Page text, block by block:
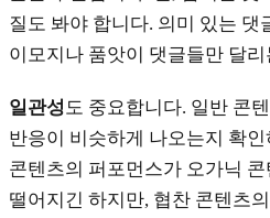
질도 봐야 합니다. 의미 있는 댓
이모지나 품앗이 댓글들만 달
일관성도 중요합니다. 일반 콘
반응이 비슷하게 나오는지 확
콘텐츠의 퍼포먼스가 오가닉
떨어지긴 하지만, 협찬 콘텐츠